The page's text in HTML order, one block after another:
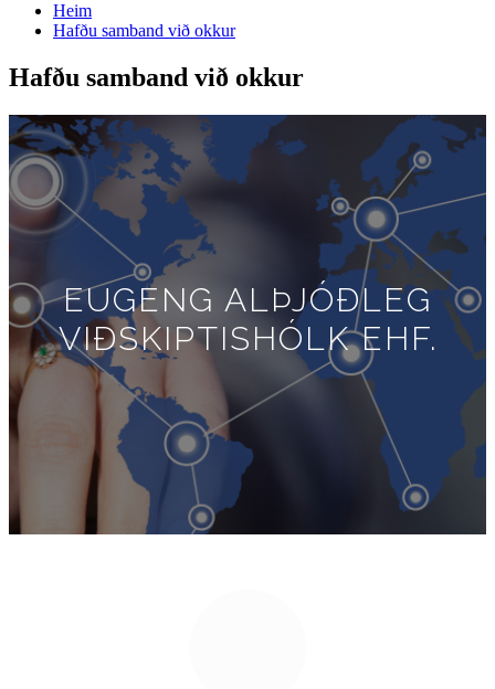
Heim
Hafðu samband við okkur
Hafðu samband við okkur
EUGENG ALÞJÓÐLEG
VIÐSKIPTISHÓLK EHF.